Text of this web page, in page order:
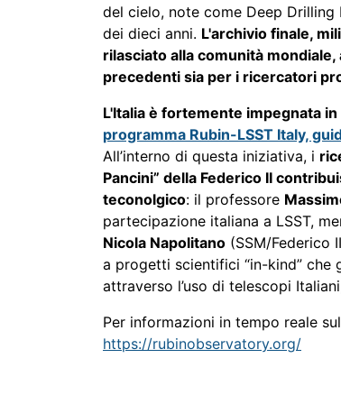
del cielo, note come Deep
dei dieci anni. L'archivio finale,
rilasciato alla comunità
precedenti sia per i ricercatori
L'Italia è fortemente impegnata
programma Rubin-LSST Italy,
All’interno di questa iniziativa, i
Pancini” della Federico II
teconolgico: il professore
partecipazione italiana a LSST,
Nicola Napolitano (SSM/Federico
a progetti scientifici “in-kind” che
attraverso l’uso di telescopi
Per informazioni in tempo reale
https://rubinobservatory.org/